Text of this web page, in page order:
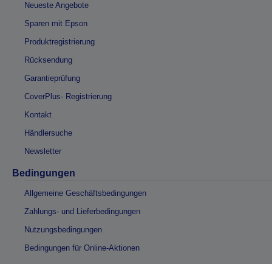
Neueste Angebote
Sparen mit Epson
Produktregistrierung
Rücksendung
Garantieprüfung
CoverPlus- Registrierung
Kontakt
Händlersuche
Newsletter
Bedingungen
Allgemeine Geschäftsbedingungen
Zahlungs- und Lieferbedingungen
Nutzungsbedingungen
Bedingungen für Online-Aktionen